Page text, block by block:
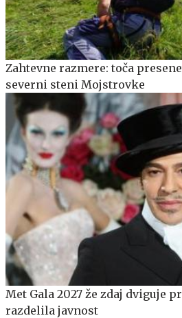
Zahtevne razmere: toča
severni steni Mojstrovke
Met Gala 2027 že zdaj dviguje
razdelila javnost